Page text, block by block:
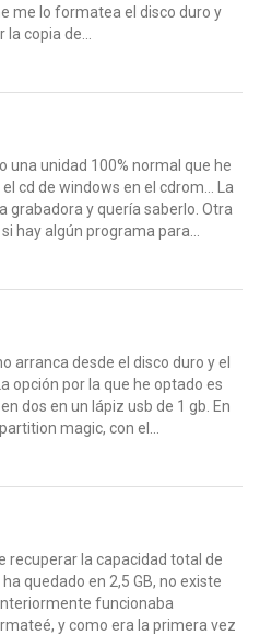
me lo formatea el disco duro y
copia de...
una unidad 100% normal que he
cd de windows en el cdrom... La
grabadora y quería saberlo. Otra
hay algún programa para...
arranca desde el disco duro y el
opción por la que he optado es
dos en un lápiz usb de 1 gb. En
magic, con el...
recuperar la capacidad total de
quedado en 2,5 GB, no existe
funcionaba
y como era la primera vez